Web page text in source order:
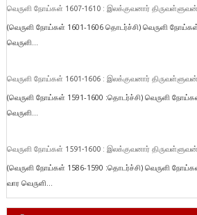
வெருளி நோய்கள் 1607-1610 : இலக்குவனார் திருவள்ளுவன்
(வெருளி நோய்கள் 1601-1606 தொடர்ச்சி) வெருளி
வெருளி...
வெருளி நோய்கள் 1601-1606 : இலக்குவனார் திருவள்ளுவன்
(வெருளி நோய்கள் 1591-1600 :தொடர்ச்சி) வெருளி
வெருளி...
வெருளி நோய்கள் 1591-1600 : இலக்குவனார் திருவள்ளுவன்
(வெருளி நோய்கள் 1586-1590 :தொடர்ச்சி) வெருளி
வார வெருளி...